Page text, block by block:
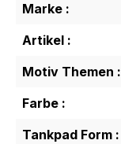
Marke :
Artikel :
Motiv Themen :
Farbe :
Tankpad Form :